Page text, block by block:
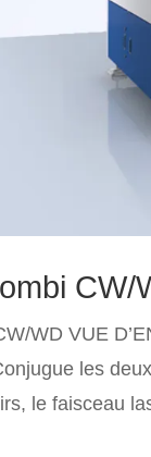
CW/
WD VUE
les
le faisceau